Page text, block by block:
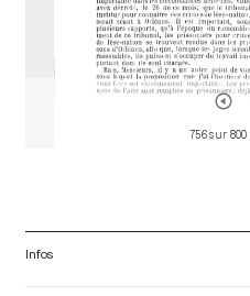
756 sur 800
Infos